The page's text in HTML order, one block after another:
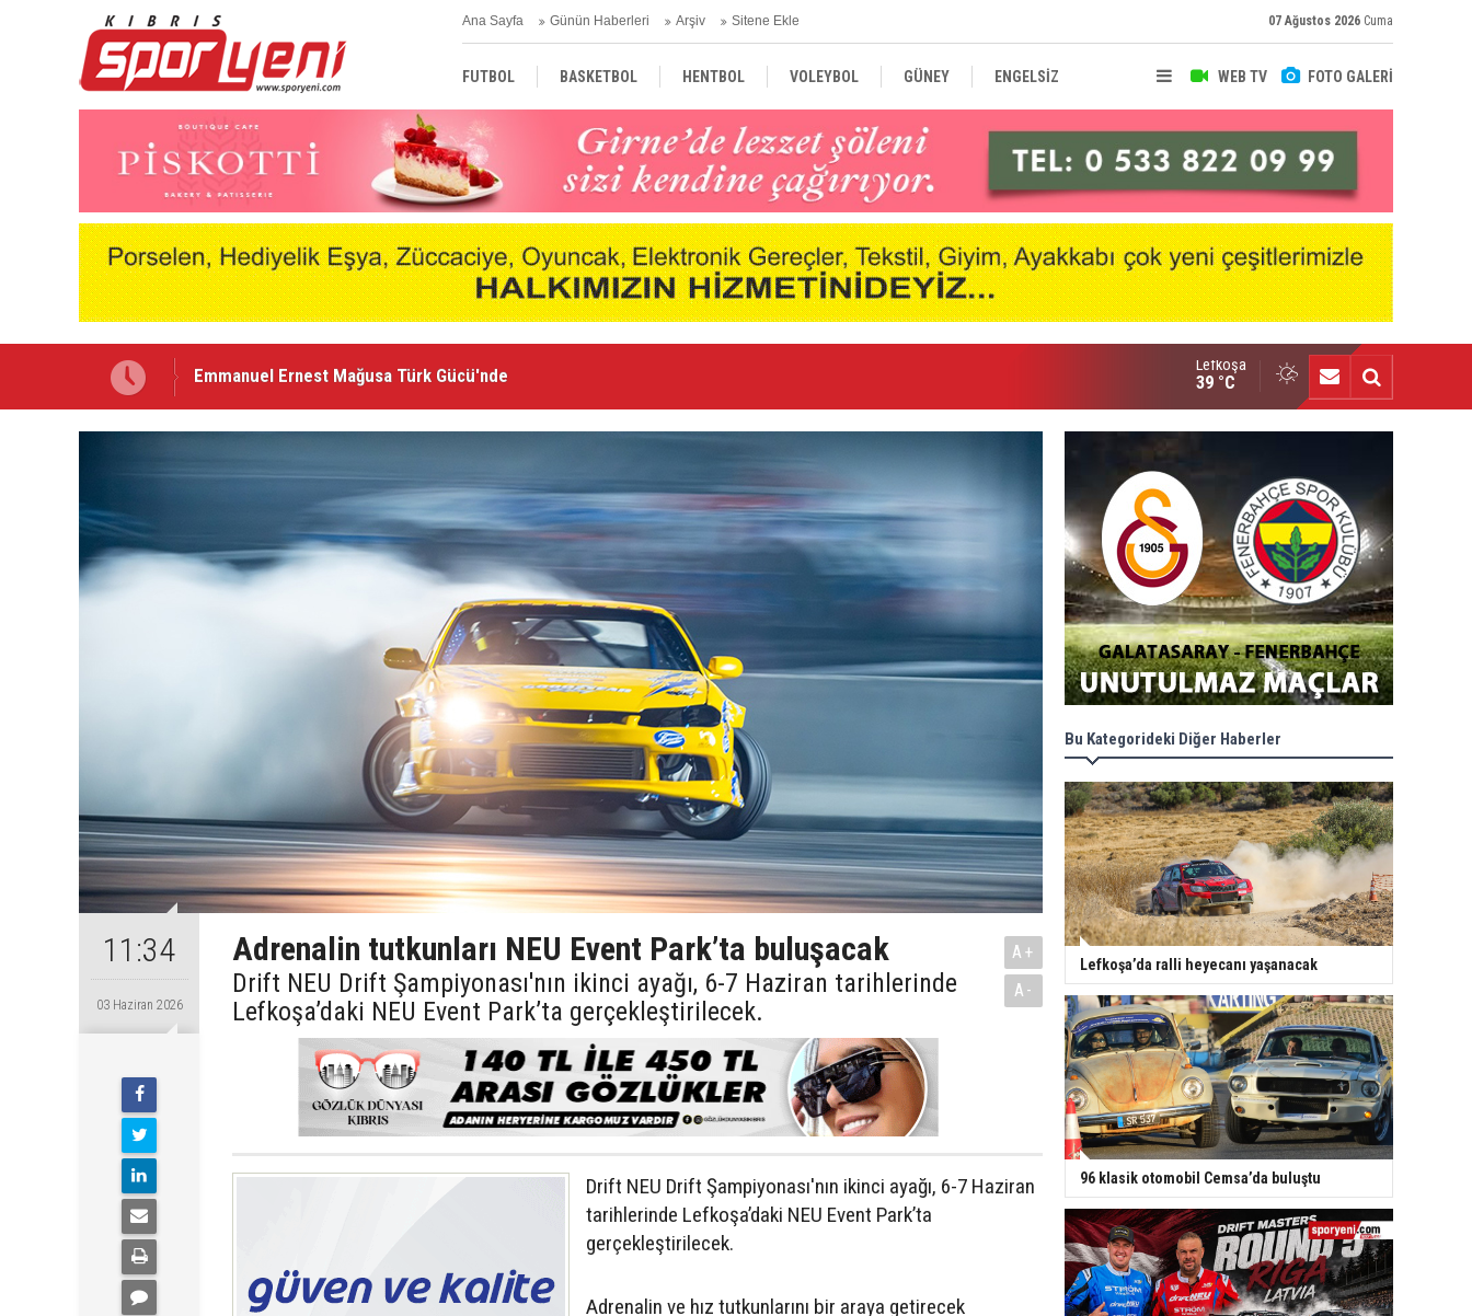
Ana Sayfa Günün Haberleri Arşiv Sitene Ekle 07 Ağustos 2026 Cuma
WEB TV FOTO GALERİ
FUTBOL BASKETBOL HENTBOL VOLEYBOL GÜNEY ENGELSİZ
TÜRKİYE AVRUPA DÜNYA
Nehir Deniz, Türkiye ikincisi
Lefkoşa
39 °C
11:34
03 Haziran 2026
Adrenalin tutkunları NEU Event Park’ta buluşacak
Drift NEU Drift Şampiyonası'nın ikinci ayağı, 6-7 Haziran tarihlerinde
Lefkoşa’daki NEU Event Park’ta gerçekleştirilecek.
A+
A-
Drift NEU Drift Şampiyonası'nın ikinci ayağı, 6-7 Haziran
tarihlerinde Lefkoşa’daki NEU Event Park’ta
gerçekleştirilecek.
Adrenalin ve hız tutkunlarını bir araya getirecek
Bu Kategorideki Diğer Haberler
Lefkoşa’da ralli heyecanı yaşanacak
96 klasik otomobil Cemsa’da buluştu